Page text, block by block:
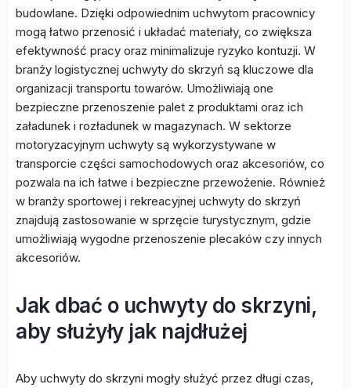
budowlane. Dzięki odpowiednim uchwytom pracownicy
mogą łatwo przenosić i układać materiały, co zwiększa
efektywność pracy oraz minimalizuje ryzyko kontuzji. W
branży logistycznej uchwyty do skrzyń są kluczowe dla
organizacji transportu towarów. Umożliwiają one
bezpieczne przenoszenie palet z produktami oraz ich
załadunek i rozładunek w magazynach. W sektorze
motoryzacyjnym uchwyty są wykorzystywane w
transporcie części samochodowych oraz akcesoriów, co
pozwala na ich łatwe i bezpieczne przewożenie. Również
w branży sportowej i rekreacyjnej uchwyty do skrzyń
znajdują zastosowanie w sprzęcie turystycznym, gdzie
umożliwiają wygodne przenoszenie plecaków czy innych
akcesoriów.
Jak dbać o uchwyty do skrzyni,
aby służyły jak najdłużej
Aby uchwyty do skrzyni mogły służyć przez długi czas,